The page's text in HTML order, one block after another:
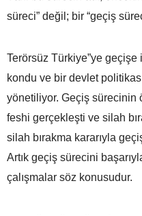
süreci” değil; bir “geçiş
Terörsüz Türkiye”ye
kondu ve bir devlet
yönetiliyor. Geçiş sürecinin
feshi gerçekleşti ve silah
silah bırakma kararıyla
Artık geçiş sürecini
çalışmalar söz konusudur.